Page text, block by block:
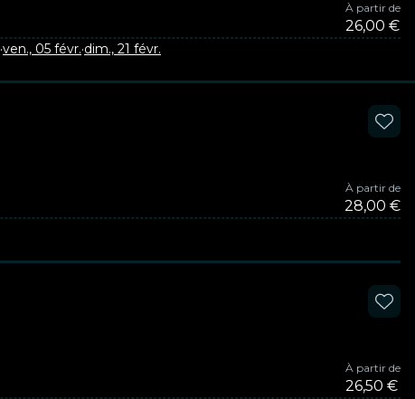
À partir de
26,00 €
·ven., 05 févr.·dim., 21 févr.
À partir de
28,00 €
À partir de
26,50 €